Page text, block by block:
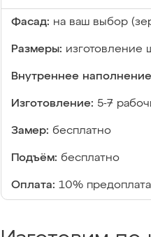
Фасад: на ваш выбор
Размеры: изготовление
Внутреннее
Изготовление: 5-7
Замер: бесплатно
Подъём: бесплатно
Оплата: 10%